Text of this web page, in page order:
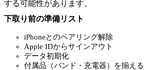
する可能性があります。
下取り前の準備リスト
iPhoneとのペアリング解除
Apple IDからサインアウト
データ初期化
付属品（バンド・充電器）を揃える